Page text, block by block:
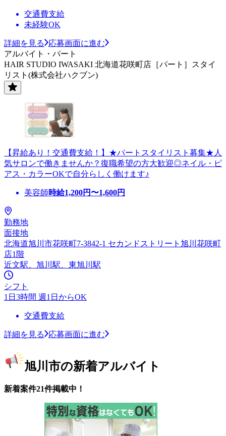
交通費支給
未経験OK
詳細を見る
応募画面に進む
アルバイト・パート
HAIR STUDIO IWASAKI 北海道花咲町店［パート］スタイ
リスト(株式会社ハクブン)
【昇給あり！交通費支給！】★パートスタイリスト募集★人
気サロンで働きませんか？復職希望の方大歓迎◎ネイル・ピ
アス・カラーOKで自分らしく働けます♪
美容師時給1,200円〜1,600円
勤務地
面接地
北海道旭川市花咲町7-3842-1 セカンドストリート旭川花咲町
店1階
近文駅、旭川駅、東旭川駅
シフト
1日3時間 週1日からOK
交通費支給
詳細を見る 応募画面に進む
旭川市の新着アルバイト
新着案件21件掲載中！